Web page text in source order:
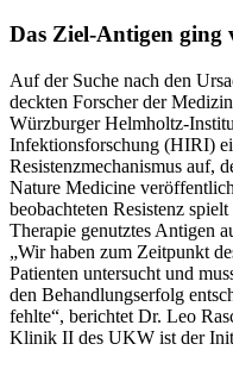
Das Ziel-Antigen ging
Auf der Suche nach den
deckten Forscher der
Würzburger Helmholtz-
Infektionsforschung (HIRI)
Resistenzmechanismus auf,
Nature Medicine
beobachteten Resistenz
Therapie genutztes Antigen
„Wir haben zum Zeitpunkt
Patienten untersucht und
den Behandlungserfolg
fehlte“, berichtet Dr. Leo
Klinik II des UKW ist der